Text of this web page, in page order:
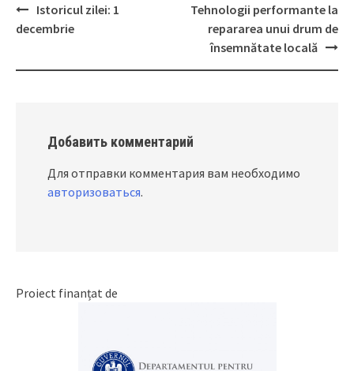
Post
Istoricul zilei: 1
decembrie
Tehnologii performante la
repararea unui drum de
însemnătate locală
Добавить комментарий
Для отправки комментария вам необходимо
авторизоваться.
Proiect finanțat de